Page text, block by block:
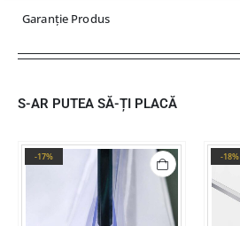
Garanție Produs
S-AR PUTEA SĂ-ȚI PLACĂ
-17% -18%